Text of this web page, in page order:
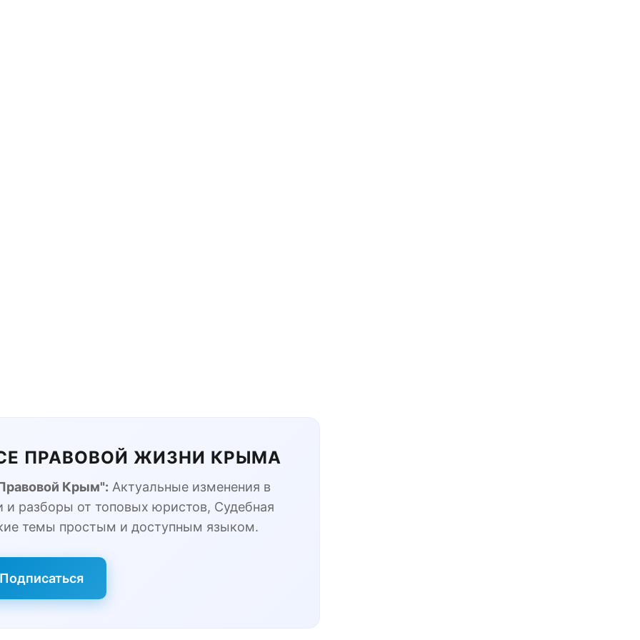
ПРАВОВОЙ ЖИЗНИ КРЫМА
Крым": Актуальные изменения в
и разборы от топовых юристов, Судебная
темы простым и доступным языком.